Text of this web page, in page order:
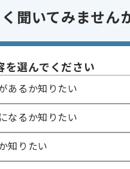
聞いてみません
を選んでください
あるか知りたい
なるか知りたい
知りたい